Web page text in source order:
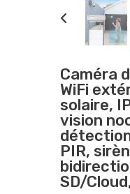
Caméra
WiFi
solaire,
vision
PIR,
SD/